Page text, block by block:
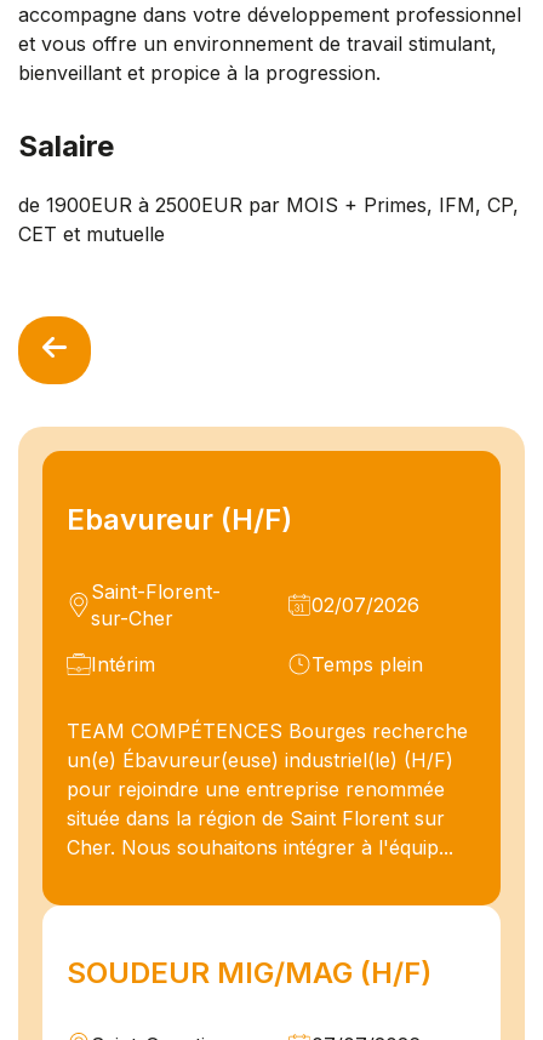
Ebavureur (H/F)
Saint-Florent-
sur-Cher
02/07/2026
Intérim Temps plein
TEAM COMPÉTENCES Bourges recherche
un(e) Ébavureur(euse) industriel(le) (H/F)
pour rejoindre une entreprise renommée
située dans la région de Saint Florent sur
Cher. Nous souhaitons intégrer à l'équip...
SOUDEUR MIG/MAG (H/F)
accompagne dans votre développement professionnel
et vous offre un environnement de travail stimulant,
bienveillant et propice à la progression.
Salaire
de 1900EUR à 2500EUR par MOIS + Primes, IFM, CP,
CET et mutuelle